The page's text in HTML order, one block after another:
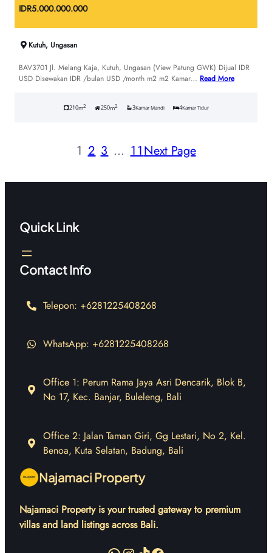
IDR5.000.000.000
Kutuh, Ungasan
BAV3701 Jl. Melang Kaja, Kutuh, Ungasan (View Patung GWK) Dijual IDR
USD Disewakan IDR /bulan USD /month m2 m2 Kamar… Read More
210m2 250m2 3Kamar Mandi 4Kamar Tidur
1 2 3 … 11Next Page
Quick Link
Contact Info
Telepon: +6281225408268
WhatsApp: +6281225408268
Office 1: Perum Rama Jaya Asri Dencarik, Blok B,
No 17, Kec. Banjar, Buleleng, Bali
Office 2: Jalan Taman Giri, Gg Lestari, No 2, Kel.
Benoa, Kuta Selatan, Badung, Bali
Najamaci Property
Najamaci Property is your trusted gateway to premium
villas and land listings across Bali.